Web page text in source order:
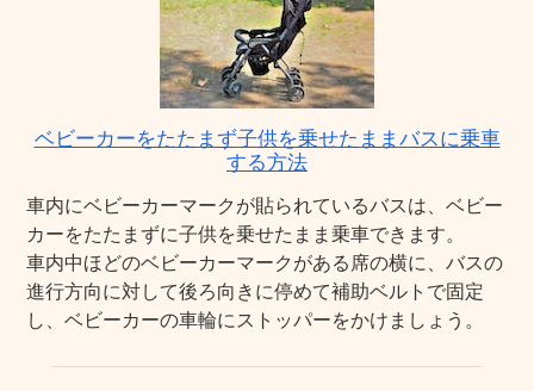
ベビーカーをたたまず子供を乗せたままバスに乗車
する方法
車内にベビーカーマークが貼られているバスは、ベビー
カーをたたまずに子供を乗せたまま乗車できます。
車内中ほどのベビーカーマークがある席の横に、バスの
進行方向に対して後ろ向きに停めて補助ベルトで固定
し、ベビーカーの車輪にストッパーをかけましょう。